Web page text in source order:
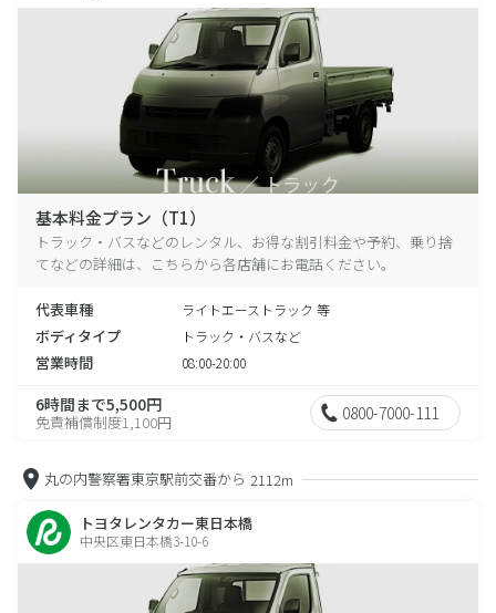
基本料金プラン（T1）
トラック・バスなどのレンタル、お得な割引料金や予約、乗り捨
てなどの詳細は、こちらから各店舗にお電話ください。
代表車種 ライトエーストラック 等
ボディタイプ トラック・バスなど
営業時間 08:00-20:00
6時間まで5,500円
免責補償制度1,100円 0800-7000-111
丸の内警察署東京駅前交番から 2112m
トヨタレンタカー東日本橋
中央区東日本橋3-10-6